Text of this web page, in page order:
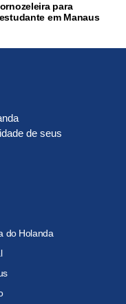
para
em Manaus
de seus
do Holanda